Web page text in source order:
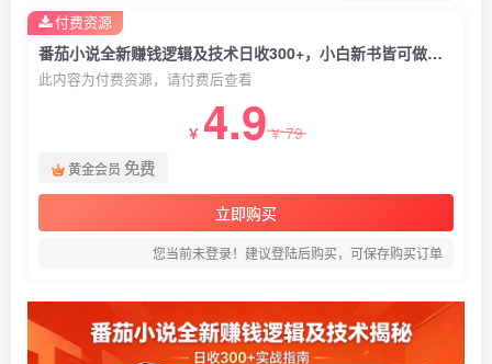
番茄小说全新赚钱逻辑及技术日收300+，小白新书皆可做！无脑赚就行了！
此内容为付费资源，请付费后查看
￥ 4.9￥79
黄金会员 免费
立即购买
您当前未登录！建议登陆后购买，可保存购买订单
付费资源